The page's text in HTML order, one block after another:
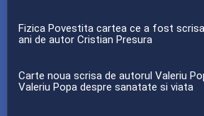
Fizica Povestita cartea ce a fost
ani de autor Cristian Presura
Carte noua scrisa de autorul Valeriu
Valeriu Popa despre sanatate si viata